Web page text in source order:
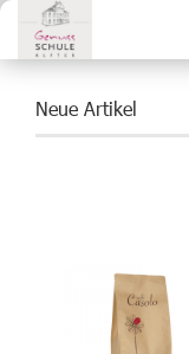
Neue Artikel